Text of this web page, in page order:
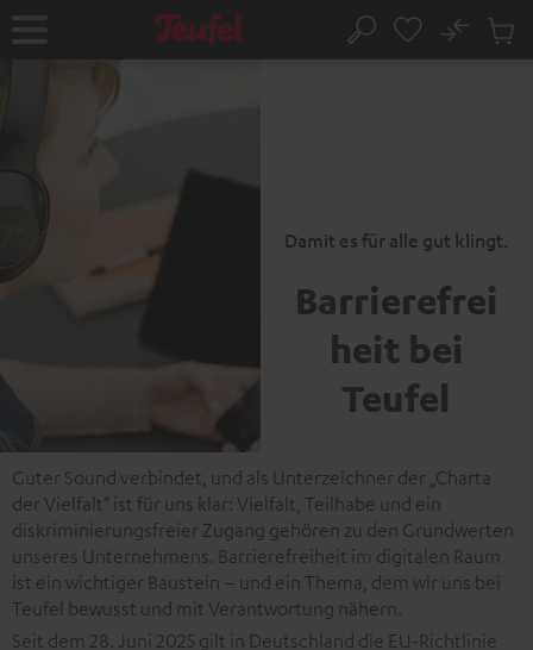
Startseite Suche
No
Damit es für alle gut klingt.
Barrierefrei
heit bei
Teufel
Guter Sound verbindet, und als Unterzeichner der „Charta
der Vielfalt“ ist für uns klar: Vielfalt, Teilhabe und ein
diskriminierungsfreier Zugang gehören zu den Grundwerten
unseres Unternehmens. Barrierefreiheit im digitalen Raum
ist ein wichtiger Baustein – und ein Thema, dem wir uns bei
Teufel bewusst und mit Verantwortung nähern.
Seit dem 28. Juni 2025 gilt in Deutschland die EU-Richtlinie